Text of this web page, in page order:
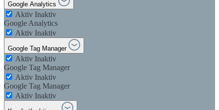
Google Analytics
Aktiv Inaktiv
Google Analytics
Aktiv Inaktiv
Google Tag Manager
Aktiv Inaktiv
Google Tag Manager
Aktiv Inaktiv
Google Tag Manager
Aktiv Inaktiv